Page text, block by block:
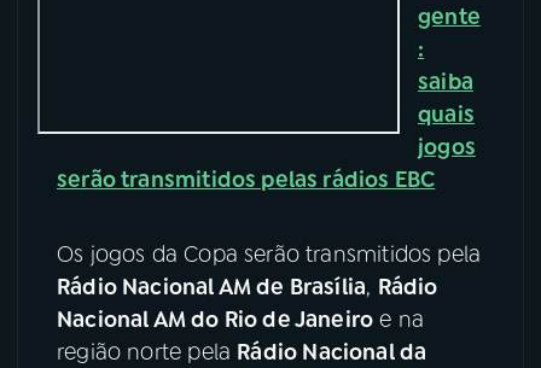
TikTok
gente
:
saiba
quais
jogos
serão transmitidos pelas rádios EBC
Os jogos da Copa serão transmitidos pela
Rádio Nacional AM de Brasília, Rádio
Nacional AM do Rio de Janeiro e na
região norte pela Rádio Nacional da